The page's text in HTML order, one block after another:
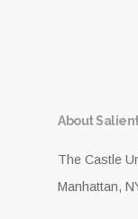
About
The Castle
Manhattan,